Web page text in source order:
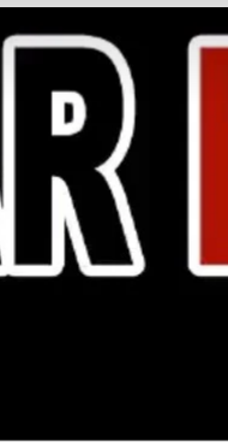
Alabaster